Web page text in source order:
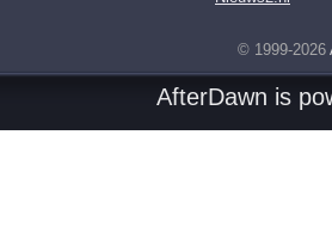
© 1999-2026
AfterDawn is